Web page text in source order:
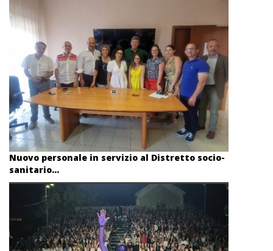
Nuovo personale in servizio al Distretto socio-
sanitario...